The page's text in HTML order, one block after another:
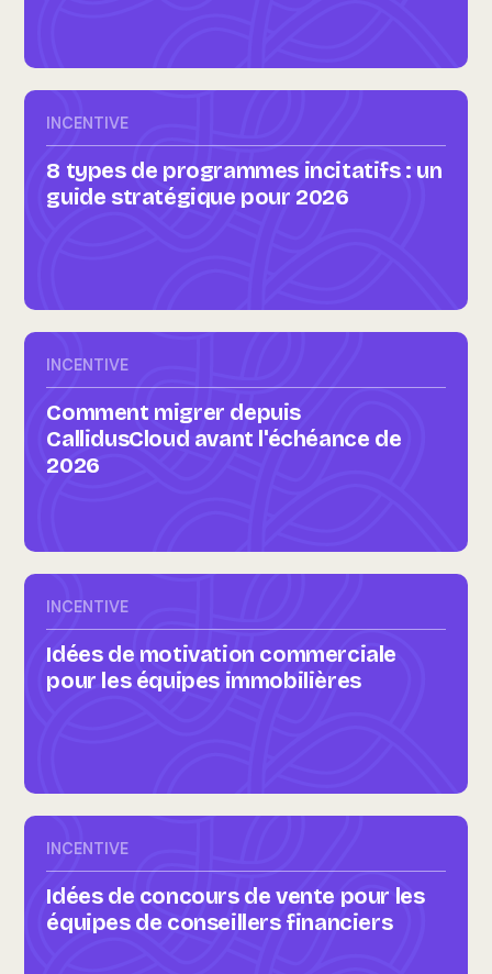
INCENTIVE
8 types de programmes incitatifs : un
guide stratégique pour 2026
INCENTIVE
Comment migrer depuis
CallidusCloud avant l'échéance de
2026
INCENTIVE
Idées de motivation commerciale
pour les équipes immobilières
INCENTIVE
Idées de concours de vente pour les
équipes de conseillers financiers